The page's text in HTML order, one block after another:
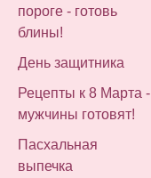
пороге - готовь
блины!
День защитника
Рецепты к 8 Марта -
мужчины готовят!
Пасхальная
выпечка